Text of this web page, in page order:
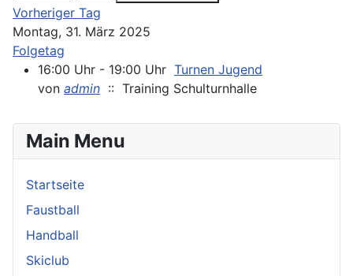
Vorheriger Tag
Montag, 31. März 2025
Folgetag
16:00 Uhr - 19:00 Uhr Turnen Jugend
von admin :: Training Schulturnhalle
Main Menu
Startseite
Faustball
Handball
Skiclub